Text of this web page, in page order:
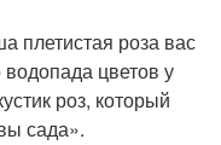
плетистая роза вас
цветов у
роз, который
сада».